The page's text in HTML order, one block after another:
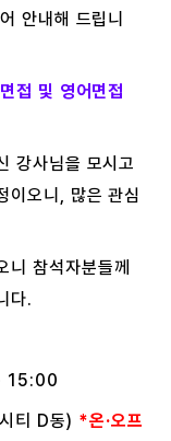
안내해 드립니
접 및 영어면접
강사님을 모시고
이오니, 많은 관심
니 참석자분들께
다.
15:00
티 D동) *온·오프